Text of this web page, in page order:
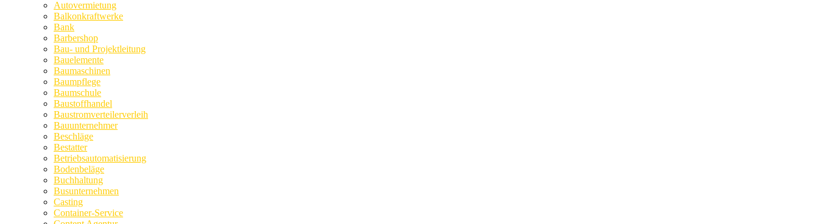
Autovermietung
Balkonkraftwerke
Bank
Barbershop
Bau- und Projektleitung
Bauelemente
Baumaschinen
Baumpflege
Baumschule
Baustoffhandel
Baustromverteilerverleih
Bauunternehmer
Beschläge
Bestatter
Betriebsautomatisierung
Bodenbeläge
Buchhaltung
Busunternehmen
Casting
Container-Service